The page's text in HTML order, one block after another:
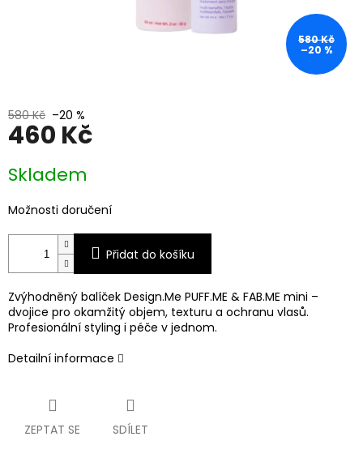
580 Kč
–20 %
580 Kč –20 %
460 Kč
cena:
Skladem
Možnosti doručení
Přidat do košíku
Zvýhodněný balíček Design.Me PUFF.ME & FAB.ME mini –
dvojice pro okamžitý objem, texturu a ochranu vlasů.
Profesionální styling i péče v jednom.
Detailní informace
ZEPTAT SE SDÍLET